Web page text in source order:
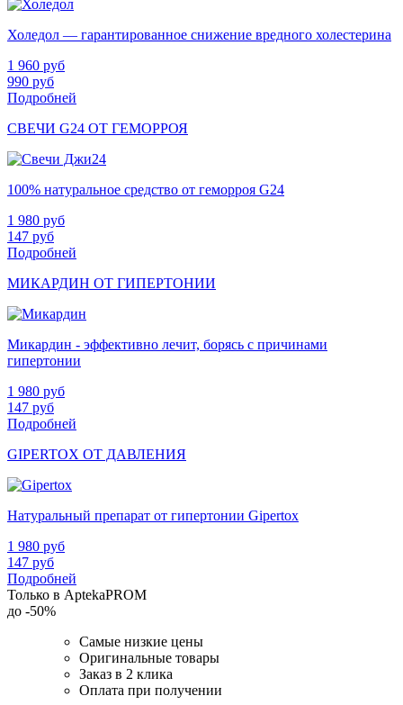
Холедол — гарантированное снижение вредного холестерина
1 960 руб
990 руб
Подробней
СВЕЧИ G24 ОТ ГЕМОРРОЯ
100% натуральное средство от геморроя G24
1 980 руб
147 руб
Подробней
МИКАРДИН ОТ ГИПЕРТОНИИ
Микардин - эффективно лечит, борясь с причинами
гипертонии
1 980 руб
147 руб
Подробней
GIPERTOX ОТ ДАВЛЕНИЯ
Натуральный препарат от гипертонии Gipertox
1 980 руб
147 руб
Подробней
Только в AptekaPROM
до -50%
Самые низкие цены
Оригинальные товары
Заказ в 2 клика
Оплата при получении